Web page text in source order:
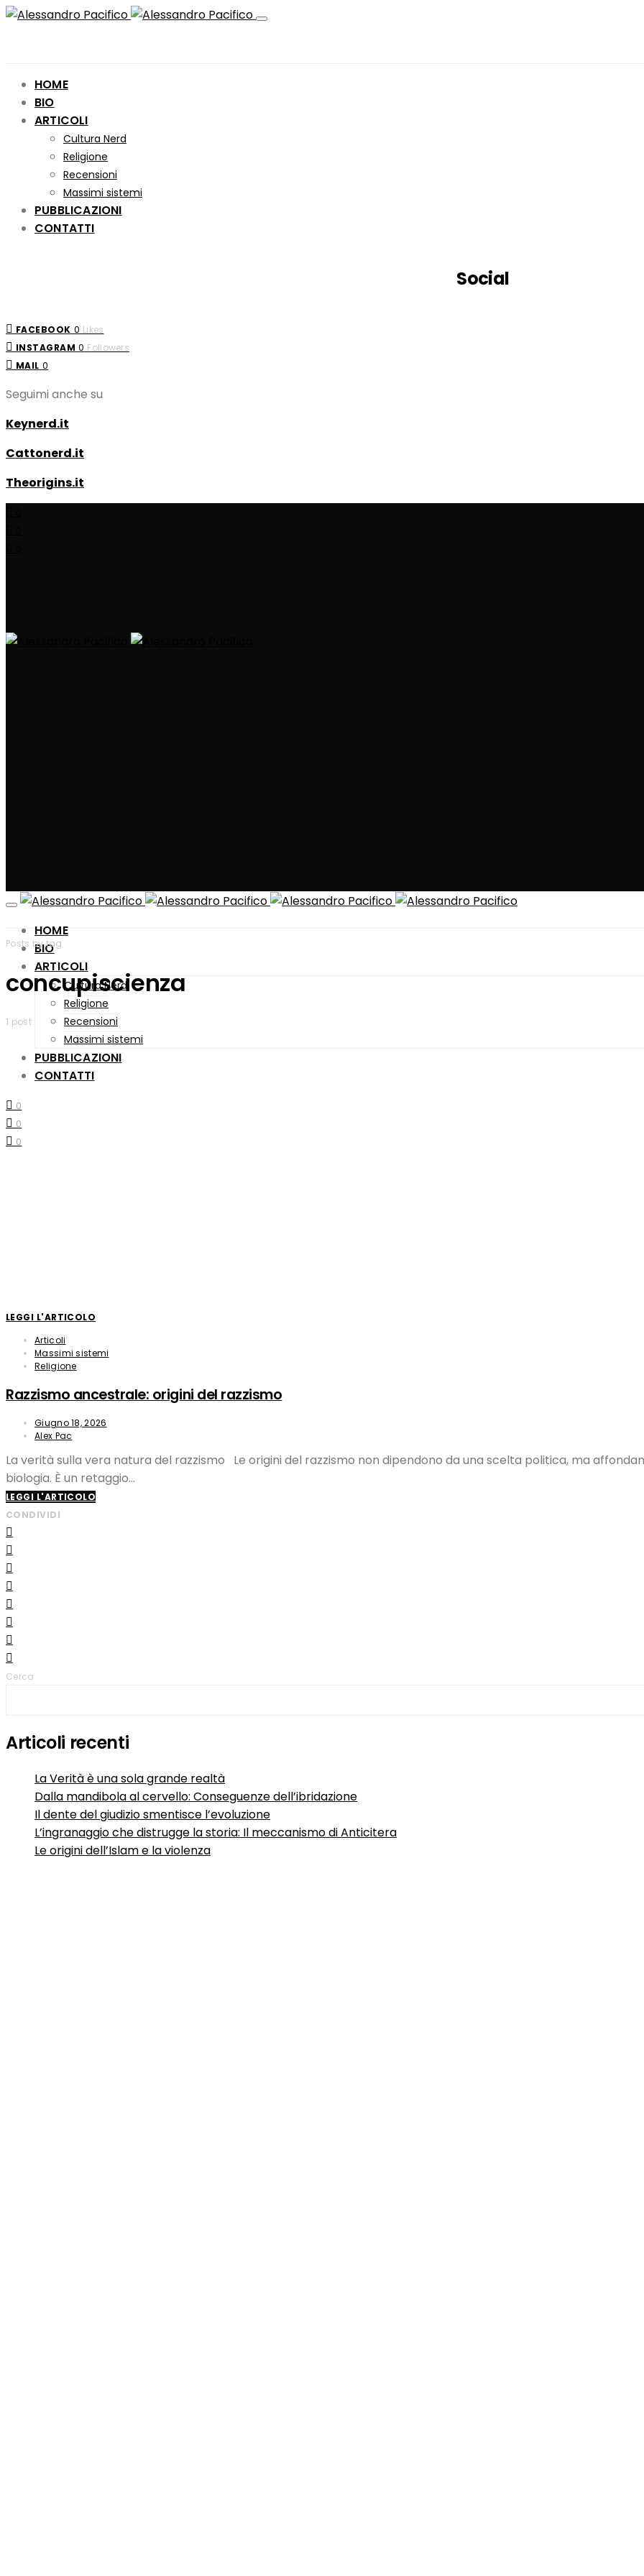
HOME
BIO
ARTICOLI
Cultura Nerd
Religione
Recensioni
Massimi sistemi
PUBBLICAZIONI
CONTATTI
Social
FACEBOOK 0 Likes
INSTAGRAM 0 Followers
MAIL 0
Seguimi anche su
Keynerd.it
Cattonerd.it
Theorigins.it
HOME
BIO
ARTICOLI
Cultura Nerd
Religione
Recensioni
Massimi sistemi
PUBBLICAZIONI
CONTATTI
0
0
0
Posts by tag
concupiscienza
1 post
LEGGI L'ARTICOLO
Articoli
Massimi sistemi
Religione
Razzismo ancestrale: origini del razzismo
Giugno 18, 2026
Alex Pac
La verità sulla vera natura del razzismo Le origini del razzismo non dipendono da una scelta politica, ma
biologia. È un retaggio…
LEGGI L'ARTICOLO
CONDIVIDI
Cerca
Articoli recenti
La Verità è una sola grande realtà
Dalla mandibola al cervello: Conseguenze dell’ibridazione
Il dente del giudizio smentisce l’evoluzione
L’ingranaggio che distrugge la storia: Il meccanismo di Anticitera
Le origini dell’Islam e la violenza